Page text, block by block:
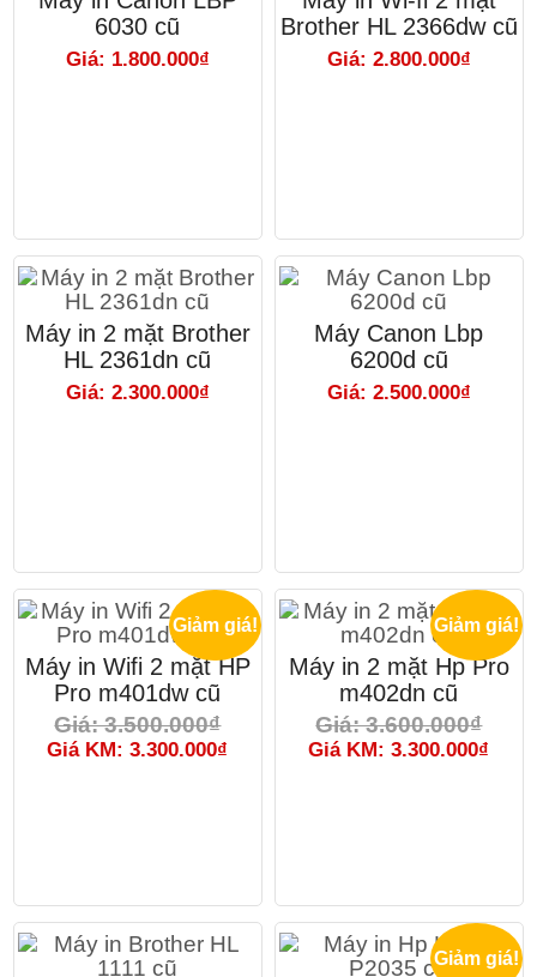
6030 cũ
Giá: 1.800.000₫
Brother HL 2366dw cũ
Giá: 2.800.000₫
Máy in 2 mặt Brother
HL 2361dn cũ
Giá: 2.300.000₫
Máy Canon Lbp
6200d cũ
Giá: 2.500.000₫
Giảm giá!
Máy in Wifi 2 mặt HP
Pro m401dw cũ
Giá: 3.500.000₫
Giá KM: 3.300.000₫
Giảm giá!
Máy in 2 mặt Hp Pro
m402dn cũ
Giá: 3.600.000₫
Giá KM: 3.300.000₫
Giảm giá!